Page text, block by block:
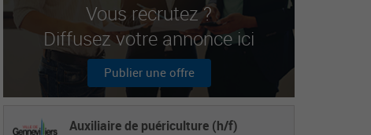
Vous recrutez ?
Diffusez votre annonce ici
Publier une offre
Auxiliaire de puériculture (h/f)